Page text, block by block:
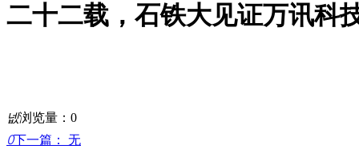
二十二载，石铁大见证万讯科
넶浏览量： 0
ꄲ下一篇：
无